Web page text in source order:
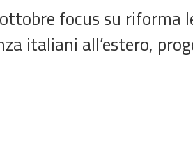
focus su riforma
italiani all’estero,